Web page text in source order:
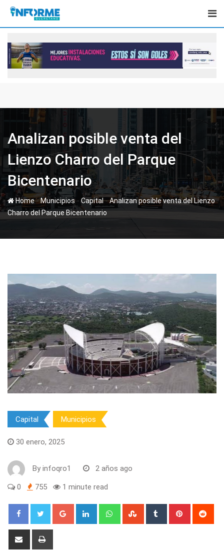
Skip
content
Analizan posible venta del
Lienzo Charro del Parque
Bicentenario
Home-Municipios-Capital-Analizan posible venta del Lienzo
Charro del Parque Bicentenario
Capital Municipios
30 enero, 2025
By infoqro1 2 años ago
0 755 1 minute read
Google+ LinkedIn WhatsappStumbleUpon
Tumblr Pinterest
Share